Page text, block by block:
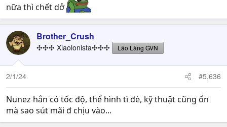
nữa thì chết dở
Brother_Crush
✣✣✣ Xiaolonista✣✣✣ Lão Làng GVN
2/1/24 #5,636
Nunez hắn có tốc độ, thể hình tì đè, kỹ thuật cũng ổn
mà sao sút mãi đ chịu vào...